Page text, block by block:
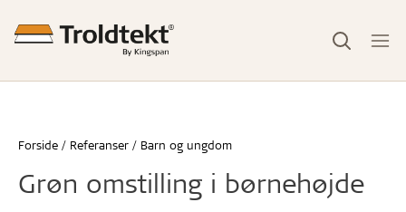
Forside Referanser Barn og ungdom
Grøn omstilling i børnehøjde